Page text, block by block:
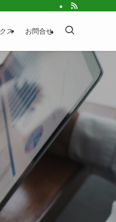
ス お問合せ